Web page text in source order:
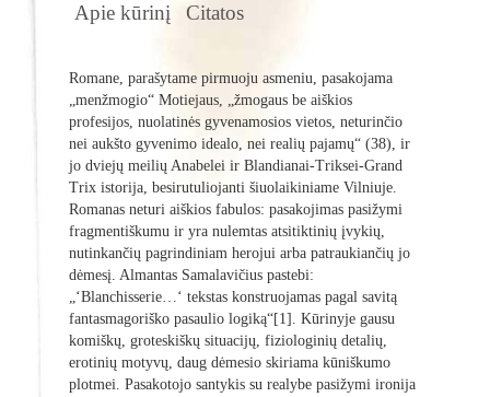
Apie kūrinį Citatos
Romane, parašytame pirmuoju asmeniu, pasakojama
„menžmogio“ Motiejaus, „žmogaus be aiškios
profesijos, nuolatinės gyvenamosios vietos, neturinčio
nei aukšto gyvenimo idealo, nei realių pajamų“ (38), ir
jo dviejų meilių Anabelei ir Blandianai-Triksei-Grand
Trix istorija, besirutuliojanti šiuolaikiniame Vilniuje.
Romanas neturi aiškios fabulos: pasakojimas pasižymi
fragmentiškumu ir yra nulemtas atsitiktinių įvykių,
nutinkančių pagrindiniam herojui arba patraukiančių jo
dėmesį. Almantas Samalavičius pastebi:
„‘Blanchisserie…‘ tekstas konstruojamas pagal savitą
fantasmagoriško pasaulio logiką“[1]. Kūrinyje gausu
komiškų, groteskiškų situacijų, fiziologinių detalių,
erotinių motyvų, daug dėmesio skiriama kūniškumo
plotmei. Pasakotojo santykis su realybe pasižymi ironija